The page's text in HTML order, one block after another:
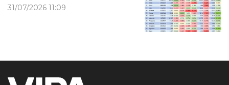
31/07/2026 11:09